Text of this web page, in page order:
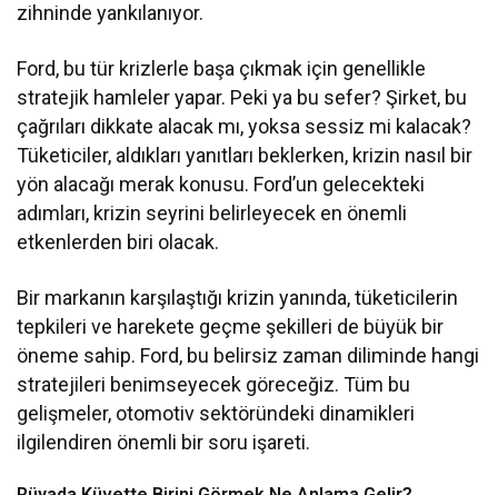
zihninde yankılanıyor.
Ford, bu tür krizlerle başa çıkmak için genellikle
stratejik hamleler yapar. Peki ya bu sefer? Şirket, bu
çağrıları dikkate alacak mı, yoksa sessiz mi kalacak?
Tüketiciler, aldıkları yanıtları beklerken, krizin nasıl bir
yön alacağı merak konusu. Ford’un gelecekteki
adımları, krizin seyrini belirleyecek en önemli
etkenlerden biri olacak.
Bir markanın karşılaştığı krizin yanında, tüketicilerin
tepkileri ve harekete geçme şekilleri de büyük bir
öneme sahip. Ford, bu belirsiz zaman diliminde hangi
stratejileri benimseyecek göreceğiz. Tüm bu
gelişmeler, otomotiv sektöründeki dinamikleri
ilgilendiren önemli bir soru işareti.